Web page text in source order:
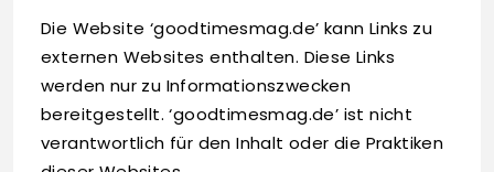
Die Website ‘goodtimesmag.de’ kann Links zu
externen Websites enthalten. Diese Links
werden nur zu Informationszwecken
bereitgestellt. ‘goodtimesmag.de’ ist nicht
verantwortlich für den Inhalt oder die Praktiken